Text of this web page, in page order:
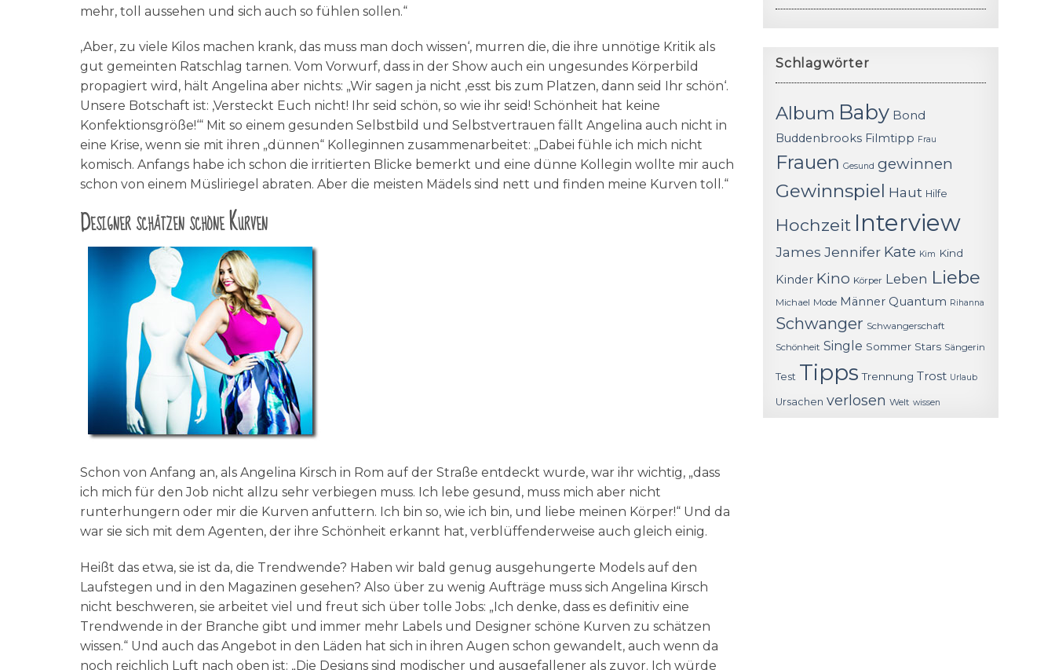
mehr, toll aussehen und sich auch so fühlen sollen.“
‚Aber, zu viele Kilos machen krank, das muss man doch wissen‘, murren die, die ihre unnötige Kritik als
gut gemeinten Ratschlag tarnen. Vom Vorwurf, dass in der Show auch ein ungesundes Körperbild
propagiert wird, hält Angelina aber nichts: „Wir sagen ja nicht ‚esst bis zum Platzen, dann seid Ihr schön‘.
Unsere Botschaft ist: ‚Versteckt Euch nicht! Ihr seid schön, so wie ihr seid! Schönheit hat keine
Konfektionsgröße!‘“ Mit so einem gesunden Selbstbild und Selbstvertrauen fällt Angelina auch nicht in
eine Krise, wenn sie mit ihren „dünnen“ Kolleginnen zusammenarbeitet: „Dabei fühle ich mich nicht
komisch. Anfangs habe ich schon die irritierten Blicke bemerkt und eine dünne Kollegin wollte mir auch
schon von einem Müsliriegel abraten. Aber die meisten Mädels sind nett und finden meine Kurven toll.“
Designer schätzen schöne Kurven
Schon von Anfang an, als Angelina Kirsch in Rom auf der Straße entdeckt wurde, war ihr wichtig, „dass
ich mich für den Job nicht allzu sehr verbiegen muss. Ich lebe gesund, muss mich aber nicht
runterhungern oder mir die Kurven anfuttern. Ich bin so, wie ich bin, und liebe meinen Körper!“ Und da
war sie sich mit dem Agenten, der ihre Schönheit erkannt hat, verblüffenderweise auch gleich einig.
Heißt das etwa, sie ist da, die Trendwende? Haben wir bald genug ausgehungerte Models auf den
Laufstegen und in den Magazinen gesehen? Also über zu wenig Aufträge muss sich Angelina Kirsch
nicht beschweren, sie arbeitet viel und freut sich über tolle Jobs: „Ich denke, dass es definitiv eine
Trendwende in der Branche gibt und immer mehr Labels und Designer schöne Kurven zu schätzen
wissen.“ Und auch das Angebot in den Läden hat sich in ihren Augen schon gewandelt, auch wenn da
noch reichlich Luft nach oben ist: „Die Designs sind modischer und ausgefallener als zuvor. Ich würde
Schlagwörter
Album Baby Bond
Buddenbrooks Filmtipp Frau
Frauen Gesund gewinnen
Gewinnspiel Haut Hilfe
Hochzeit Interview
James Jennifer Kate Kim Kind
Kinder Kino Körper Leben Liebe
Michael Mode Männer Quantum Rihanna
Schwanger Schwangerschaft
Schönheit Single Sommer Stars Sängerin
Test Tipps Trennung Trost Urlaub
Ursachen verlosen Welt wissen